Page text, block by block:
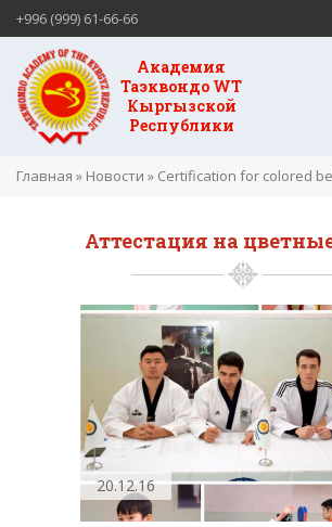
+996 (999) 61-66-66
Академия
Таэквондо WT
Кыргызской
Республики
Главная » Новости » Certification for colored
Аттестация на
20.12.16